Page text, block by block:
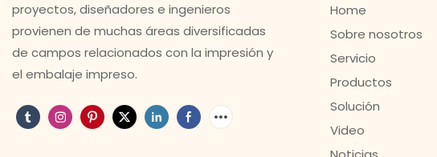
proyectos, diseñadores e ingenieros
provienen de muchas áreas diversificadas
de campos relacionados con la impresión y
el embalaje impreso.
Home
Sobre nosotros
Servicio
Productos
Solución
Video